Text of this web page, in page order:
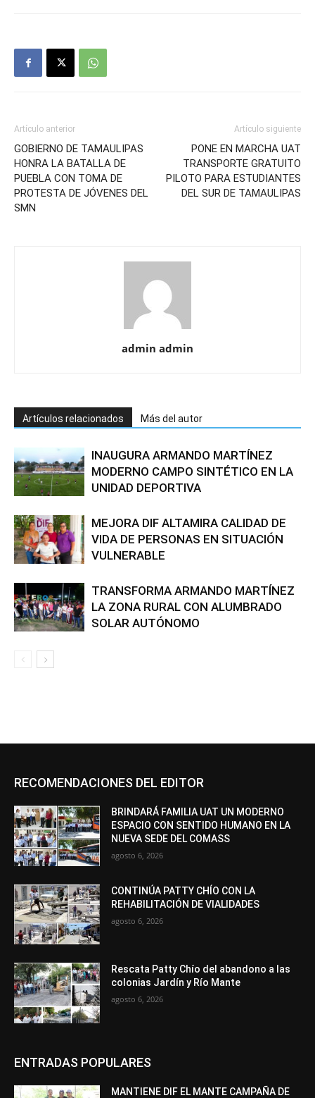
Artículo anterior
GOBIERNO DE TAMAULIPAS
HONRA LA BATALLA DE
PUEBLA CON TOMA DE
PROTESTA DE JÓVENES DEL
SMN
Artículo siguiente
PONE EN MARCHA UAT
TRANSPORTE GRATUITO
PILOTO PARA ESTUDIANTES
DEL SUR DE TAMAULIPAS
admin admin
Artículos relacionados Más del autor
INAUGURA ARMANDO MARTÍNEZ
MODERNO CAMPO SINTÉTICO EN LA
UNIDAD DEPORTIVA
MEJORA DIF ALTAMIRA CALIDAD DE
VIDA DE PERSONAS EN SITUACIÓN
VULNERABLE
TRANSFORMA ARMANDO MARTÍNEZ
LA ZONA RURAL CON ALUMBRADO
SOLAR AUTÓNOMO
RECOMENDACIONES DEL EDITOR
BRINDARÁ FAMILIA UAT UN MODERNO
ESPACIO CON SENTIDO HUMANO EN LA
NUEVA SEDE DEL COMASS
agosto 6, 2026
CONTINÚA PATTY CHÍO CON LA
REHABILITACIÓN DE VIALIDADES
agosto 6, 2026
Rescata Patty Chío del abandono a las
colonias Jardín y Río Mante
agosto 6, 2026
ENTRADAS POPULARES
MANTIENE DIF EL MANTE CAMPAÑA DE